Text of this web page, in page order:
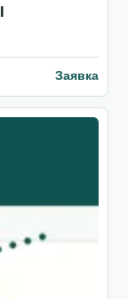
Заявка